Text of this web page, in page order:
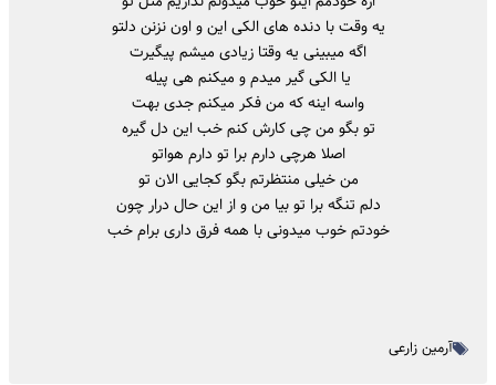
یه وقت با دنده های الکی این و اون نزنن دلتو
اگه میبینی یه وقتا زیادی میشم پیگیرت
یا الکی گیر میدم و میکنم هی پیله
واسه اینه که من فکر میکنم جدی بهت
تو بگو من چی کارش کنم خب این دل گیره
اصلا هرچی دارم برا تو دارم هواتو
من خیلی منتظرتم بگو کجایی الان تو
دلم تنگه برا تو بیا من و از این حال درار چون
خودتم خوب میدونی با همه فرق داری برام خب
آرمین زارعی